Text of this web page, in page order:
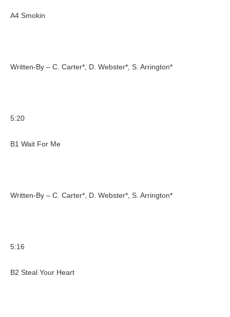
A4 Smokin
Written-By – C. Carter*, D. Webster*, S. Arrington*
5:20
B1 Wait For Me
Written-By – C. Carter*, D. Webster*, S. Arrington*
5:16
B2 Steal Your Heart